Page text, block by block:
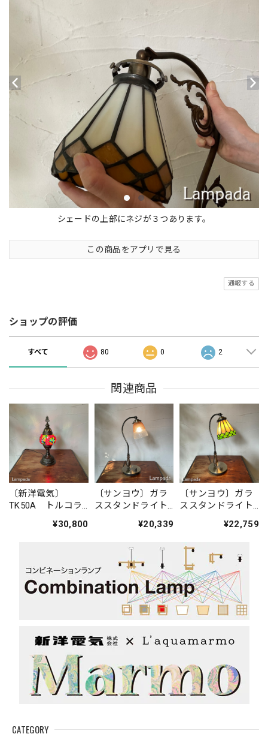
CATEGORY
シェードの上部にネジが３つあります。
この商品をアプリで見る
通報する
ショップの評価
すべて 80 0 2
関連商品
〔新洋電気〕
TK50A トルコラ
イト（ミックス）
¥30,800
〔サンヨウ〕ガラ
ススタンドライト
¥20,339
〔サンヨウ〕ガラ
ススタンドライト
¥22,759